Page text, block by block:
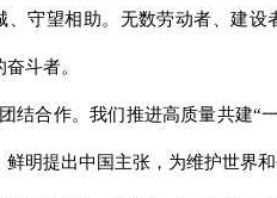
守望相助。无数劳动者、建设
斗者。
结合作。我们推进高质量共建“
明提出中国主张，为维护世界和